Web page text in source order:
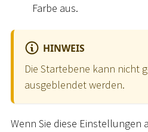
Farbe aus.
HINWEIS
Die Startebene kann nicht
ausgeblendet werden.
Wenn Sie diese Einstellungen